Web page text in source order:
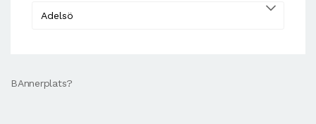
BAnnerplats?